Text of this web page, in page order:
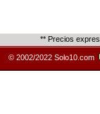
** Precios
© 2002/2022 Solo10.com